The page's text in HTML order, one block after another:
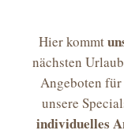
Hier kommt
nächsten
Angeboten
unsere
individuelles